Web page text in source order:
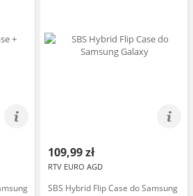
109,99 zł
RTV EURO AGD
SBS Hybrid Flip Case do Samsung